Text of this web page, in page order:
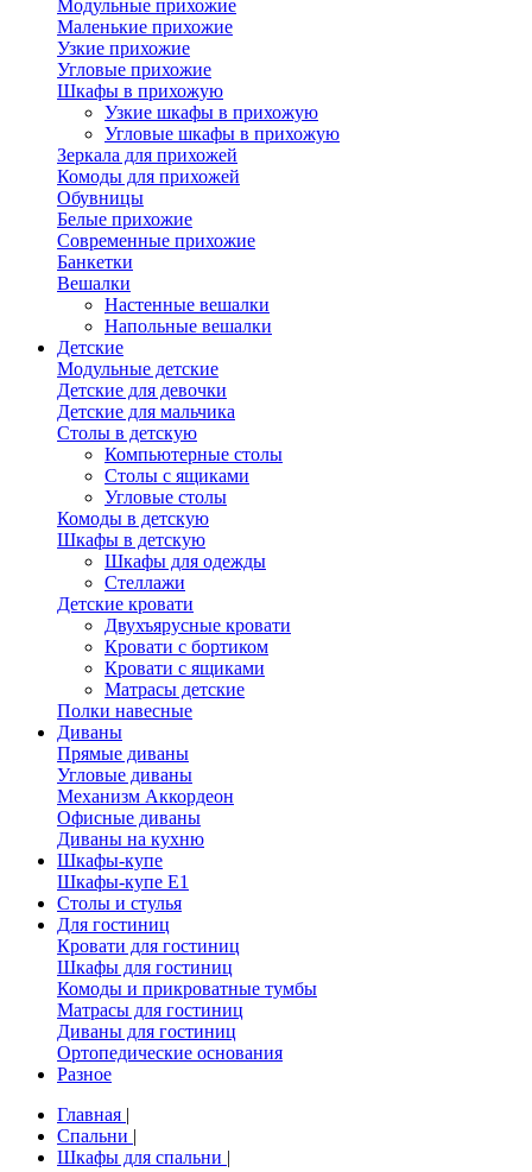
Модульные прихожие
Маленькие прихожие
Узкие прихожие
Угловые прихожие
Шкафы в прихожую
Узкие шкафы в прихожую
Угловые шкафы в прихожую
Зеркала для прихожей
Комоды для прихожей
Обувницы
Белые прихожие
Современные прихожие
Банкетки
Вешалки
Настенные вешалки
Напольные вешалки
Детские
Модульные детские
Детские для девочки
Детские для мальчика
Столы в детскую
Компьютерные столы
Столы с ящиками
Угловые столы
Комоды в детскую
Шкафы в детскую
Шкафы для одежды
Стеллажи
Детские кровати
Двухъярусные кровати
Кровати с бортиком
Кровати с ящиками
Матрасы детские
Полки навесные
Диваны
Прямые диваны
Угловые диваны
Механизм Аккордеон
Офисные диваны
Диваны на кухню
Шкафы-купе
Шкафы-купе Е1
Столы и стулья
Для гостиниц
Кровати для гостиниц
Шкафы для гостиниц
Комоды и прикроватные тумбы
Матрасы для гостиниц
Диваны для гостиниц
Ортопедические основания
Разное
Главная |
Спальни |
Шкафы для спальни |